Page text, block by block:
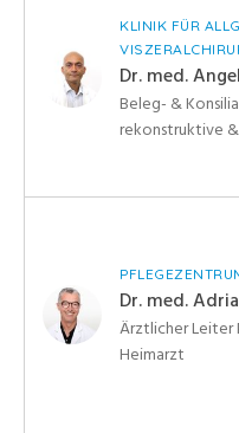
KLINIK FÜR
Dr. med.
Beleg- &
rekonstruktive
Dr. med.
Ärztlicher
Heimarzt